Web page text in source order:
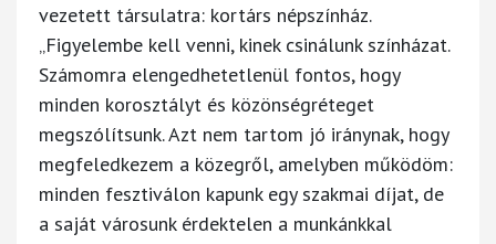
vezetett társulatra: kortárs népszínház.
„Figyelembe kell venni, kinek csinálunk színházat.
Számomra elengedhetetlenül fontos, hogy
minden korosztályt és közönségréteget
megszólítsunk. Azt nem tartom jó iránynak, hogy
megfeledkezem a közegről, amelyben működöm:
minden fesztiválon kapunk egy szakmai díjat, de
a saját városunk érdektelen a munkánkkal